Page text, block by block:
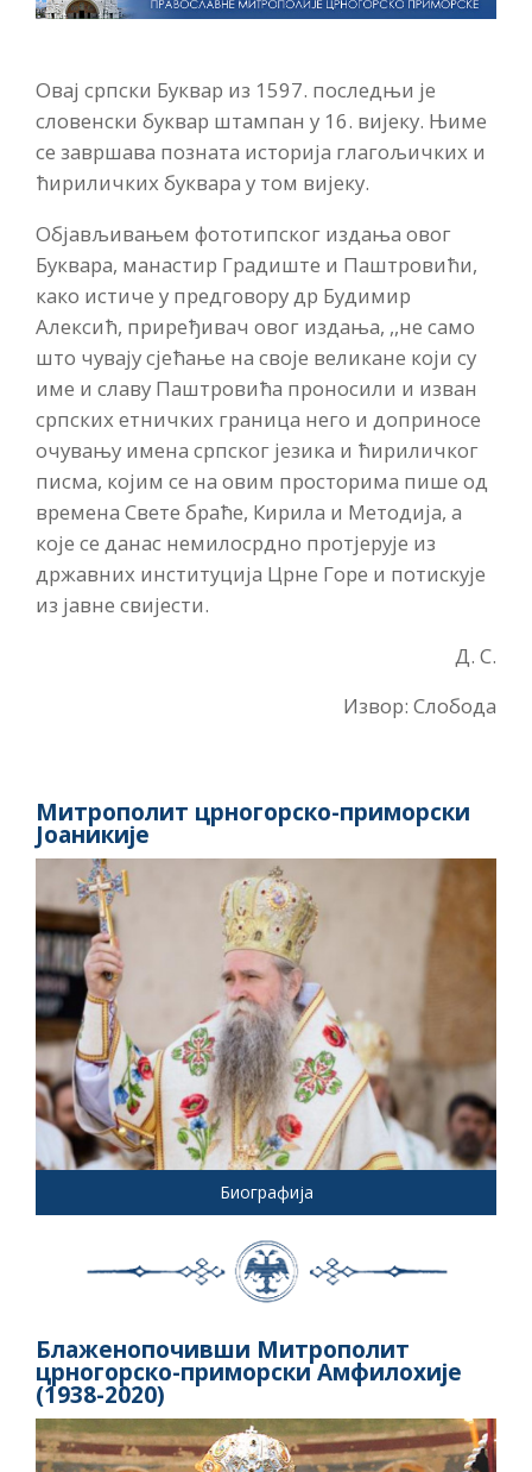
Овај српски Буквар из 1597. последњи је
словенски буквар штампан у 16. вијеку. Њиме
се завршава позната историја глагољичких и
ћириличких буквара у том вијеку.
Објављивањем фототипског издања овог
Буквара, манастир Градиште и Паштровићи,
како истиче у предговору др Будимир
Алексић, приређивач овог издања, ,,не само
што чувају сјећање на своје великане који су
име и славу Паштровића проносили и изван
српских етничких граница него и доприносе
очувању имена српског језика и ћириличког
писма, којим се на овим просторима пише од
времена Свете браће, Кирила и Методија, а
које се данас немилосрдно протјерује из
државних институција Црне Горе и потискује
из јавне свијести.
Д. С.
Извор: Слобода
Митрополит црногорско-приморски
Јоаникије
Биографија
Блаженопочивши Митрополит
црногорско-приморски Амфилохије
(1938-2020)